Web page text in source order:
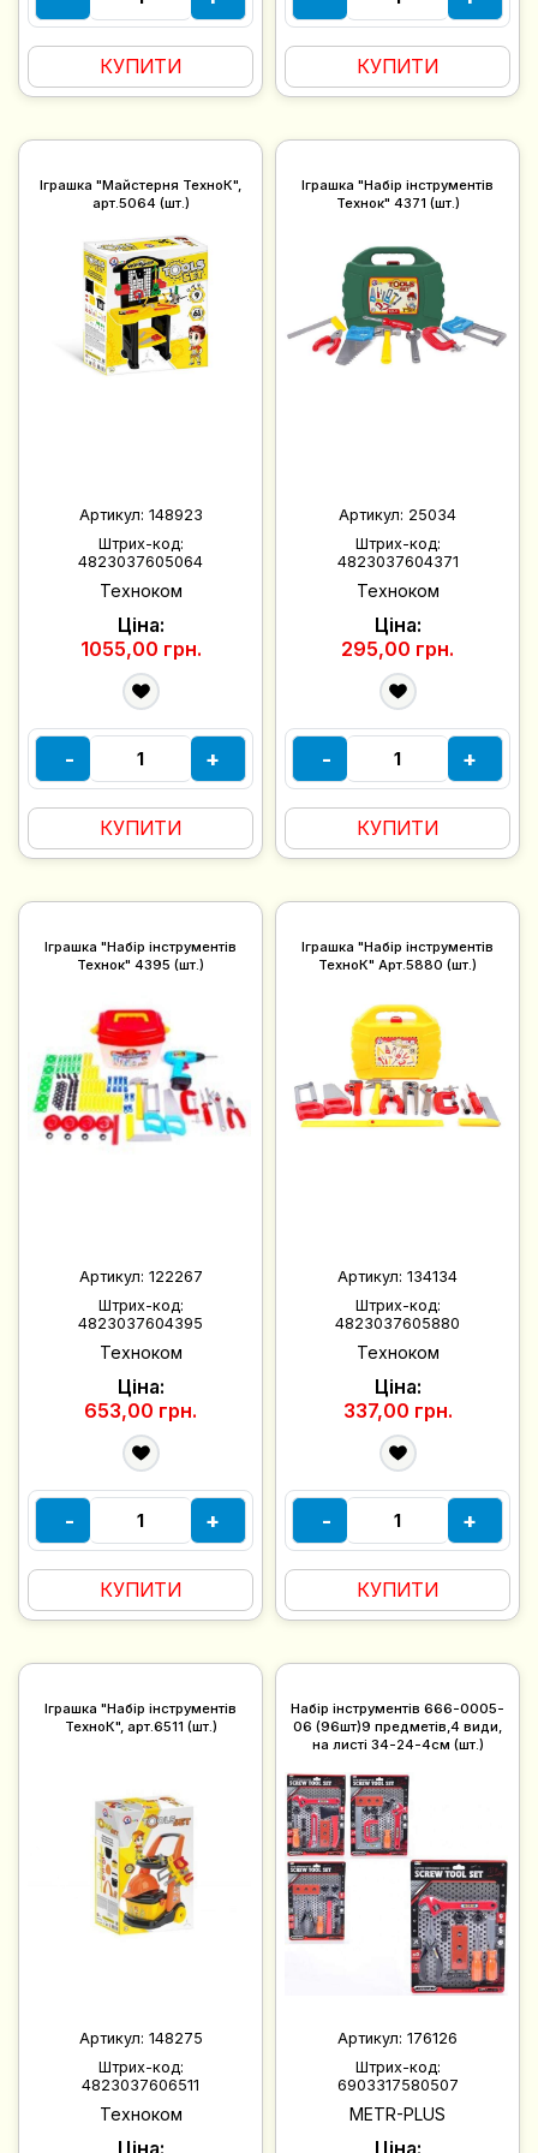
КУПИТИ КУПИТИ
Іграшка "Майстерня ТехноК",
арт.5064 (шт.)
Артикул: 148923
Штрих-код:
4823037605064
Техноком
Ціна:
1055,00 грн.
- +
КУПИТИ
Іграшка "Набір інструментів
Технок" 4371 (шт.)
Артикул: 25034
Штрих-код:
4823037604371
Техноком
Ціна:
295,00 грн.
- +
КУПИТИ
Іграшка "Набір інструментів
Технок" 4395 (шт.)
Артикул: 122267
Штрих-код:
4823037604395
Техноком
Ціна:
653,00 грн.
- +
КУПИТИ
Іграшка "Набір інструментів
ТехноК" Арт.5880 (шт.)
Артикул: 134134
Штрих-код:
4823037605880
Техноком
Ціна:
337,00 грн.
- +
КУПИТИ
Іграшка "Набір інструментів
ТехноК", арт.6511 (шт.)
Артикул: 148275
Штрих-код:
4823037606511
Техноком
Набір iнструментів 666-0005-
06 (96шт)9 предметів,4 види,
на листі 34-24-4см (шт.)
Артикул: 176126
Штрих-код:
6903317580507
METR-PLUS